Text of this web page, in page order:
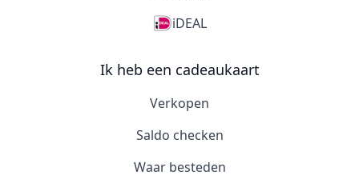
iDEAL
Ik heb een cadeaukaart
Verkopen
Saldo checken
Waar besteden